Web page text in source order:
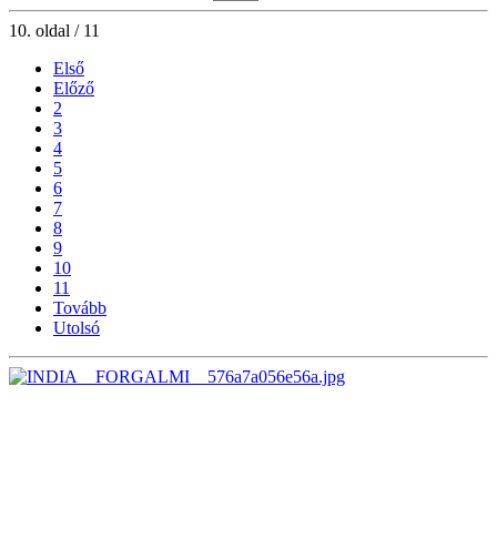
10. oldal / 11
Első
Előző
2
3
4
5
6
7
8
9
10
11
Tovább
Utolsó